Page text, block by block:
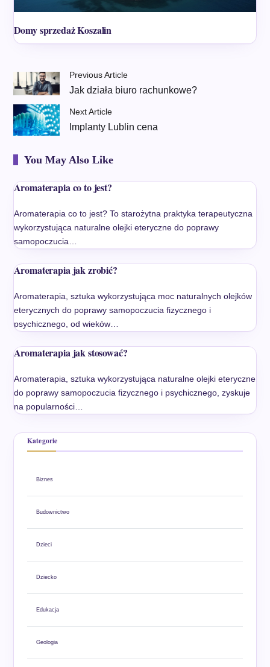
Domy sprzedaż Koszalin
Previous Article
Jak działa biuro rachunkowe?
Next Article
Implanty Lublin cena
You May Also Like
Aromaterapia co to jest?
Aromaterapia co to jest? To starożytna praktyka terapeutyczna
wykorzystująca naturalne olejki eteryczne do poprawy
samopoczucia…
Aromaterapia jak zrobić?
Aromaterapia, sztuka wykorzystująca moc naturalnych olejków
eterycznych do poprawy samopoczucia fizycznego i
psychicznego, od wieków…
Aromaterapia jak stosować?
Aromaterapia, sztuka wykorzystująca naturalne olejki eteryczne
do poprawy samopoczucia fizycznego i psychicznego, zyskuje
na popularności…
Kategorie
Biznes
Budownictwo
Dzieci
Dziecko
Edukacja
Geologia